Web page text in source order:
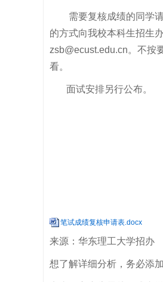
需要复核成绩的同学请
的方式向我校本科生招生
zsb@ecust.edu.cn。不按
看。
面试安排另行公布。
笔试成绩复核申请表.docx
来源： 华东理工大学招办
想了解详细分析，务必添